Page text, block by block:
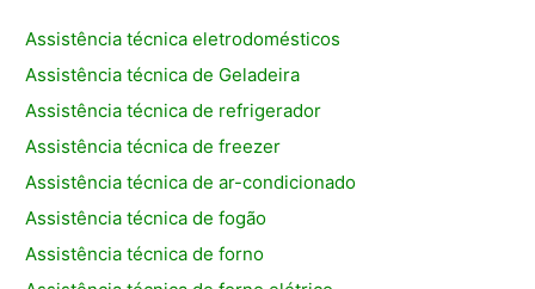
Assistência técnica eletrodomésticos
Assistência técnica de Geladeira
Assistência técnica de refrigerador
Assistência técnica de freezer
Assistência técnica de ar-condicionado
Assistência técnica de fogão
Assistência técnica de forno